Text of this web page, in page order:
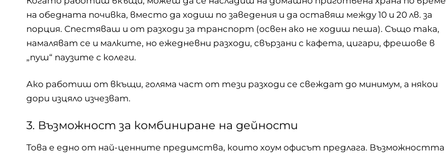
на обедната почивка, вместо да ходиш по заведения и да оставяш между 10 и 20 лв. за
порция. Спестяваш и от разходи за транспорт (освен ако не ходиш пеша). Също така,
намаляват се и малките, но ежедневни разходи, свързани с кафета, цигари, фрешове в
„пуш“ паузите с колеги.
Ако работиш от вкъщи, голяма част от тези разходи се свеждат до минимум, а някои
дори изцяло изчезват.
3. Възможност за комбиниране на дейности
Това е едно от най-ценните предимства, които хоум офисът предлага. Възможността